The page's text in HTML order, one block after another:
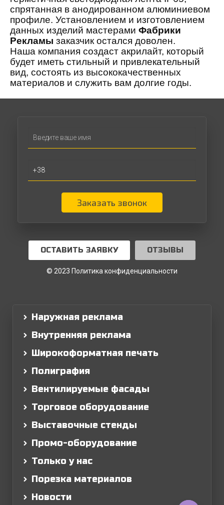
спрятанная в анодированном алюминиевом
профиле. Установлением и изготовлением
данных изделий мастерами Фабрики
Рекламы заказчик остался доволен.
Наша компания создаст акрилайт, который
будет иметь стильный и привлекательный
вид, состоять из высококачественных
материалов и служить вам долгие годы.
Заказать звонок
ОСТАВИТЬ ЗАЯВКУ ОТЗЫВЫ
© 2023 Политика конфиденциальности
Наружная реклама
Внутренняя реклама
Широкоформатная печать
Полиграфия
Вентилируемые фасады
Торговое оборудование
Выставочные стенды
Промо-оборудование
Только у нас
Порезка материалов
Новости